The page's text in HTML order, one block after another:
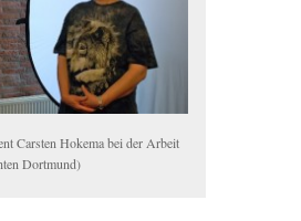
Carsten Hokema bei der Arbeit
Dortmund)